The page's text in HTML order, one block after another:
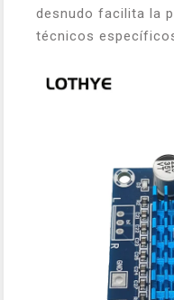
desnudo facilita la
técnicos